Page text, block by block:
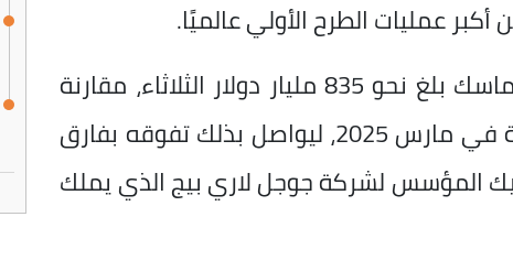
عمليات الطرح الأولي عالميًا.
وكشفت مجلة “فوربس” أن صافي ثروة ماسك بلغ نحو 835 مليار دولار الثلاثاء، مقارنة
بنحو 342 مليار دولار في قائمتها الصادرة في مارس 2025، ليواصل بذلك تفوقه بفارق
المؤسس لشركة جوجل لاري بيج الذي يملك